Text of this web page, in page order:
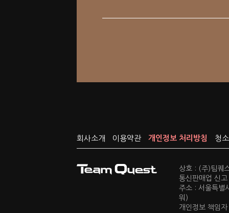
회사소개 이용약관 개인정보 처리방침 청
상호 : (주)팀퀘
통신판매업 신
주소 : 서울특
워)
개인정보 책